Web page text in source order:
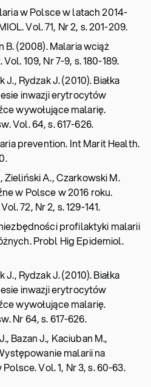
w Polsce w latach 2014-
Vol. 71, Nr 2, s. 201-209.
B. (2008). Malaria wciąż
109, Nr 7-9, s. 180-189.
Rydzak J. (2010). Białka
inwazji erytrocytów
wywołujące malarię.
Vol. 64, s. 617-626.
prevention. Int Marit Health.
A., Czarkowski M.
w Polsce w 2016 roku.
72, Nr 2, s. 129-141.
profilaktyki malarii
Probl Hig Epidemiol.
Rydzak J. (2010). Białka
inwazji erytrocytów
wywołujące malarię.
Nr 64, s. 617-626.
Bazan J., Kaciuban M.,
malarii na
Vol. 1, Nr 3, s. 60-63.